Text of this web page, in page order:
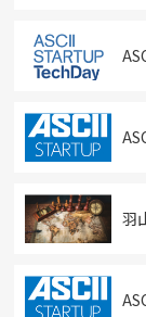
羽